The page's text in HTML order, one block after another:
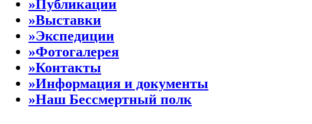
»Публикации
»Выставки
»Экспедиции
»Фотогалерея
»Контакты
»Информация и документы
»Наш Бессмертный полк